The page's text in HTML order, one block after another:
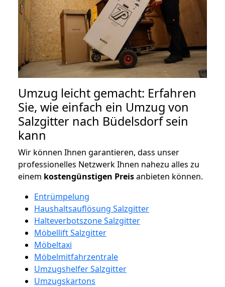
Umzug leicht gemacht: Erfahren
Sie, wie einfach ein Umzug von
Salzgitter nach Büdelsdorf sein
kann
Wir können Ihnen garantieren, dass unser
professionelles Netzwerk Ihnen nahezu alles zu
einem kostengünstigen Preisanbieten können.
Entrümpelung
Haushaltsauflösung Salzgitter
Halteverbotszone Salzgitter
Möbellift Salzgitter
Möbeltaxi
Möbelmitfahrzentrale
Umzugshelfer Salzgitter
Umzugskartons